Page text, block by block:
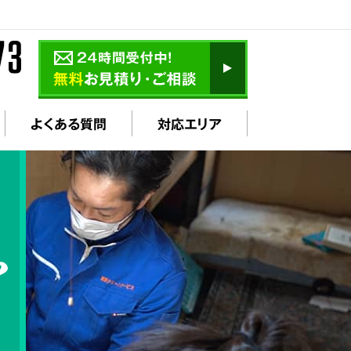
よくある質問 対応エリア